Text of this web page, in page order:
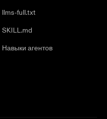
llms-full.txt
SKILL.md
Навыки агентов